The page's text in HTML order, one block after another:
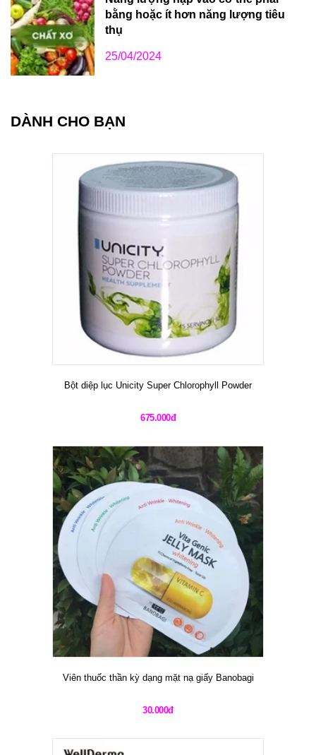
---------------------------------------------------------------------------
------------------------------
KOREA COSMETIC BY HÒA LÊ
NGUYỄN KHÁNH
Hotline: 0933 750 121-0898 147 526
: 380/52/8 Phạm Văn Chiêu, Phường 9,
Email:hoalenguyenkhanh@gmail.com
Website:www.hoalenguyenkhanh.com
Fanpage H òa Lê Nguyễn Khánh Cosmetic
& More
Tags : Hòa Lê Nguyễn Khánh,xu hướng làm đẹp
làm đẹp
Cây lăn mặt có thật sự hiệu quả?
Cây lăn
mặt là gì?
,Công dụng của cây lăn mặt
Cây lăn mặt
có thật sự tốt và đem đến hiệu quả cao như lời đồn?
Cách sử dụng cây lăn mặt đạt hiệu quả cao